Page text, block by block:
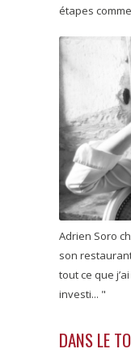
étapes
Adrien Soro
son
tout ce que
investi... "
DANS LE